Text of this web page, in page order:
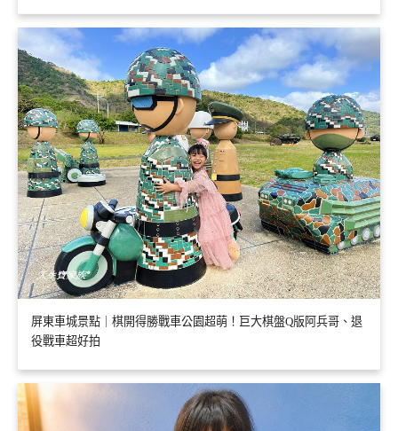
屏東車城景點｜棋開得勝戰車公園超萌！巨大棋盤Q版阿兵哥、退
役戰車超好拍